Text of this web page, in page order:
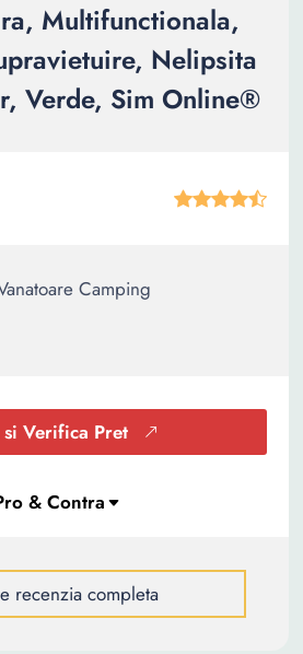
Multifunctionala,
Nelipsita
Verde, Sim Online®
Camping
Verifica Pret
recenzia completa